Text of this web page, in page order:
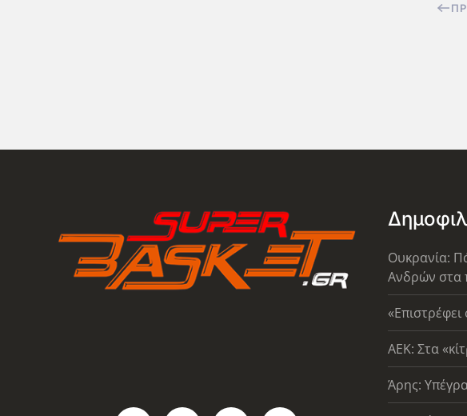
Ουκρανία:
Ανδρών στα
AEK: Στα
Άρης: